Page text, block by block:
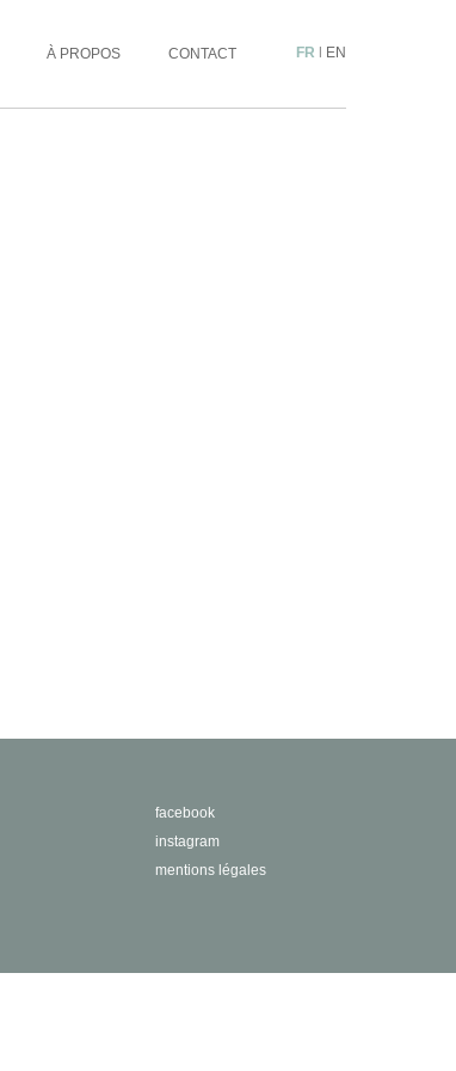
À PROPOS CONTACT FR | EN
facebook
instagram
mentions légales